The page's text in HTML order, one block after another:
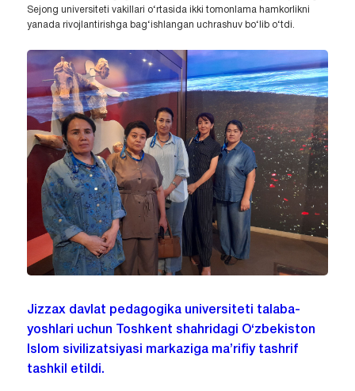
Sejong universiteti vakillari o‘rtasida ikki tomonlama hamkorlikni
yanada rivojlantirishga bag‘ishlangan uchrashuv bo‘lib o‘tdi.
Jizzax davlat pedagogika universiteti talaba-
yoshlari uchun Toshkent shahridagi O‘zbekiston
Islom sivilizatsiyasi markaziga ma’rifiy tashrif
tashkil etildi.